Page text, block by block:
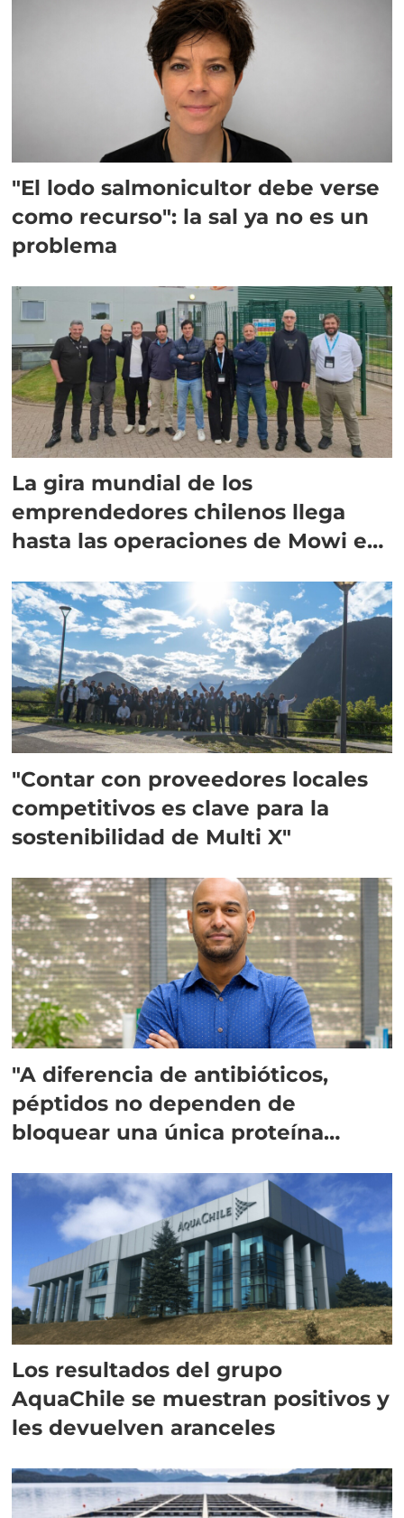
"El lodo salmonicultor debe verse
como recurso": la sal ya no es un
problema
La gira mundial de los
emprendedores chilenos llega
hasta las operaciones de Mowi en
"Contar con proveedores locales
competitivos es clave para la
sostenibilidad de Multi X"
"A diferencia de antibióticos,
péptidos no dependen de
bloquear una única proteína
Los resultados del grupo
AquaChile se muestran positivos y
les devuelven aranceles